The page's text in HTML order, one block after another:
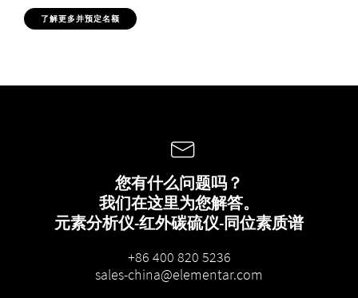
了解更多并预定名额
您有什么问题吗？
我们在这里为您解答。
元素分析仪-红外碳硫仪-同位素质谱
+86 400 820 5236
sales-china@elementar.com